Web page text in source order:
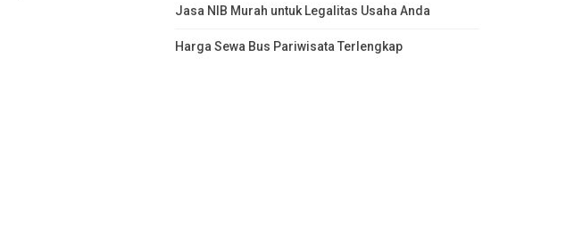
Jasa NIB Murah untuk Legalitas Usaha Anda
Harga Sewa Bus Pariwisata Terlengkap